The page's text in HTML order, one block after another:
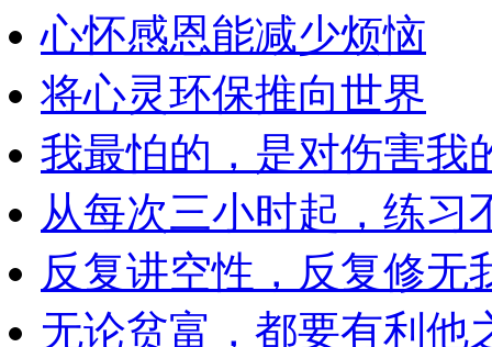
心怀感恩能减少烦恼
将心灵环保推向世界
我最怕的，是对伤害我
从每次三小时起，练习
反复讲空性，反复修无
无论贫富，都要有利他